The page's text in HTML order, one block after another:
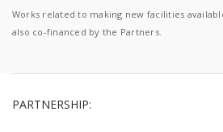
Works related to making new facilities
also co-financed by the Partners.
PARTNERSHIP: